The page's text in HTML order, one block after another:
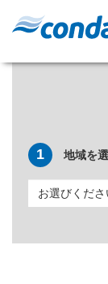
1 地域を
お選びくださ